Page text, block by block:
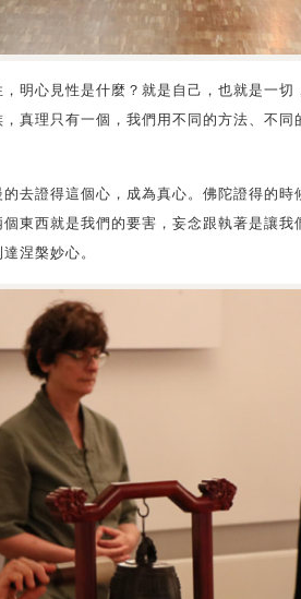
明心見性是什麼？就是自己，也就是一切
真理只有一個，我們用不同的方法、不同
去證得這個心，成為真心。佛陀證得的時
東西就是我們的要害，妄念跟執著是讓我
涅槃妙心。